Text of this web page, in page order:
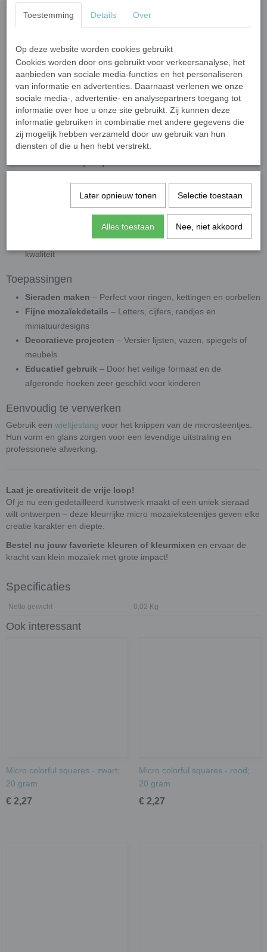
decoraties en buitenprojecten.
Kenmerken van de 4,8 mm micro mozaïeksteentjes
Afmetingen:4,8 x 4,8 mm – dikte 4 mm
Materiaal:Duurzaam gerecycled glas
Afwerking:Glanzend of parelmoer, met licht bollende
bovenkant en afgeronde randjes
Kleuren:
Leverbaar in losse kleuren en kleurmixen
Verpakking:20 gram (±120 steentjes)
Duurzaam & Veelzijdig
slijtvastenweerbestendig(UVA- en
vorstbestendig)
Geschikt voor binnen en buiten, in alle
weersomstandigheden
Milieuvriendelijk geproduceerd, met oog voor detail en
kwaliteit
Toepassingen
Sieraden maken – Perfect voor ringen, kettingen en oorbellen
Fijne mozaïekdetails – Letters, cijfers, randjes en
miniatuurdesigns
Decoratieve projecten – Versier lijsten, vazen, spiegels of
meubels
Educatief gebruik – Door het veilige formaat en de
afgeronde hoeken zeer geschikt voor kinderen
Eenvoudig te verwerken
Gebruik een wieltjestang voor het knippen van de microsteentjes.
Hun vorm en glans zorgen voor een levendige uitstraling en
professionele afwerking.
Laat je creativiteit de vrije loop!
Of je nu een gedetailleerd kunstwerk maakt of een uniek sieraad
wilt ontwerpen – deze kleurrijke micro mozaïeksteentjes geven elke
creatie karakter en diepte.
Bestel nu jouw favoriete kleuren of kleurmixen en ervaar de
kracht van klein mozaïek met grote impact!
Specificaties
Netto gewicht 0,02 Kg
Ook interessant
Micro colorful squares - zwart;
20 gram
€ 2,27
Micro colorful squares - rood;
20 gram
€ 2,27
Toestemming Details Over
Op deze website worden cookies gebruikt
Cookies worden door ons gebruikt voor verkeersanalyse, het
aanbieden van sociale media-functies en het personaliseren
van informatie en advertenties. Daarnaast verlenen we onze
sociale media-, advertentie- en analysepartners toegang tot
informatie over hoe u onze site gebruikt. Zij kunnen deze
informatie gebruiken in combinatie met andere gegevens die
zij mogelijk hebben verzameld door uw gebruik van hun
diensten of die u hen hebt verstrekt.
Later opnieuw tonen Selectie toestaan
Alles toestaan Nee, niet akkoord